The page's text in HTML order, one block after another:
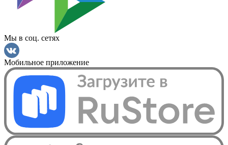
Мы в соц. сетях
Мобильное приложение